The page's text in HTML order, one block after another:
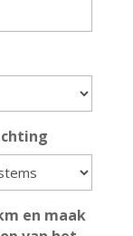
en maak